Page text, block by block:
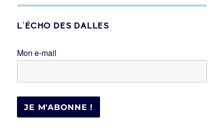
L’ÉCHO DES DALLES
Mon e-mail